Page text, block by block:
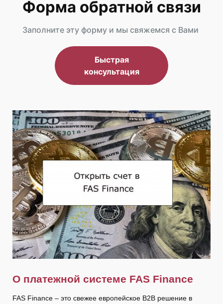
Форма обратной связи
Заполните эту форму и мы свяжемся с Вами
Быстрая
консультация
О платежной системе FAS Finance
FAS Finance – это свежее европейское В2В решение в